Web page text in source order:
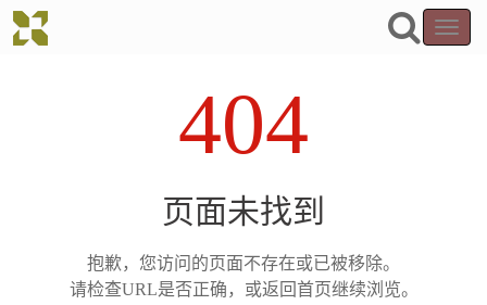
Toggle
404
页面未找到
抱歉，您访问的页面不存在或已被移除。
请检查URL是否正确，或返回首页继续浏览。